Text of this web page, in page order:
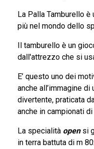
TECNICI
ARBITRI
COMITATI
DISCIPLINE
OPEN
La Palla Tamburello
più nel mondo dello
Il tamburello è un
dall'attrezzo che si
E’ questo uno dei
anche all’immagine
divertente, praticata
anche in campionati
La specialità open si
in terra battuta di m